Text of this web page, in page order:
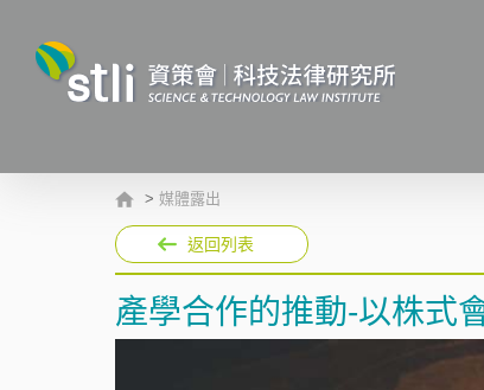
> 媒體露出
返回列表
產學合作的推動-以株式